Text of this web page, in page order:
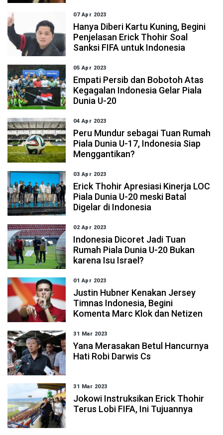
07 Apr 2023
Hanya Diberi Kartu Kuning, Begini
Penjelasan Erick Thohir Soal
Sanksi FIFA untuk Indonesia
05 Apr 2023
Empati Persib dan Bobotoh Atas
Kegagalan Indonesia Gelar Piala
Dunia U-20
04 Apr 2023
Peru Mundur sebagai Tuan Rumah
Piala Dunia U-17, Indonesia Siap
Menggantikan?
03 Apr 2023
Erick Thohir Apresiasi Kinerja LOC
Piala Dunia U-20 meski Batal
Digelar di Indonesia
02 Apr 2023
Indonesia Dicoret Jadi Tuan
Rumah Piala Dunia U-20 Bukan
karena Isu Israel?
01 Apr 2023
Justin Hubner Kenakan Jersey
Timnas Indonesia, Begini
Komenta Marc Klok dan Netizen
31 Mar 2023
Yana Merasakan Betul Hancurnya
Hati Robi Darwis Cs
31 Mar 2023
Jokowi Instruksikan Erick Thohir
Terus Lobi FIFA, Ini Tujuannya